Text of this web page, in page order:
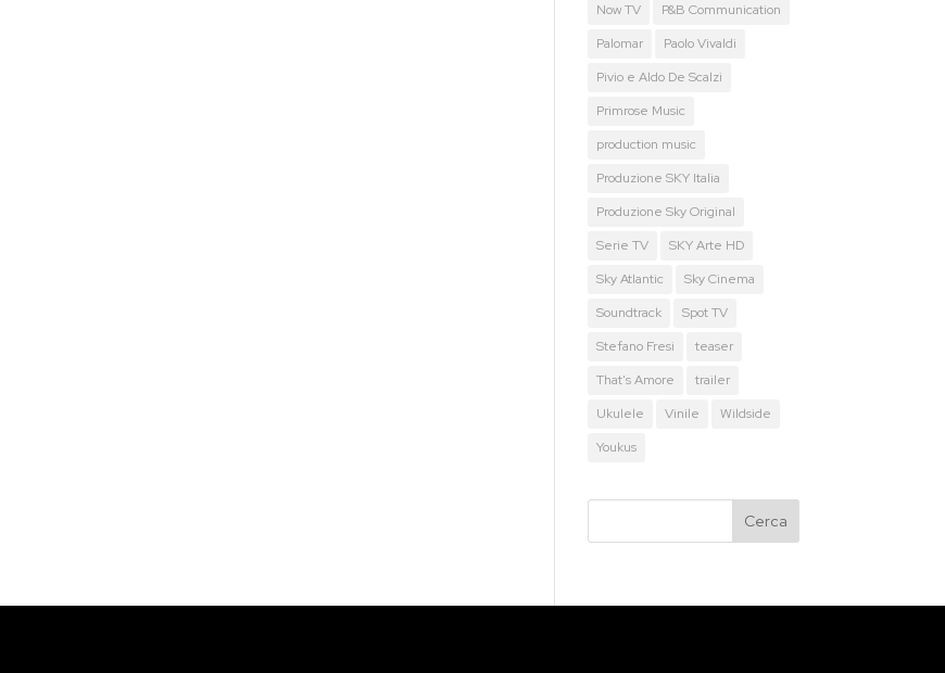
Now TV
P&B Communication
Palomar
Paolo Vivaldi
Pivio e Aldo De Scalzi
Primrose Music
production music
Produzione SKY Italia
Produzione Sky Original
Serie TV
SKY Arte HD
Sky Atlantic
Sky Cinema
Soundtrack
Spot TV
Stefano Fresi
teaser
That's Amore
trailer
Ukulele
Vinile
Wildside
Youkus